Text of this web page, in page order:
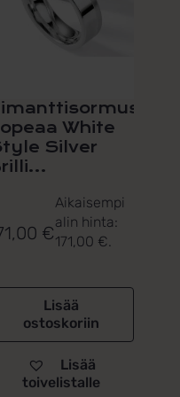
White
Silver
€
Aikaisempi
alin hinta:
171,00 €
Lisää
ostoskoriin
Lisää
toivelistalle